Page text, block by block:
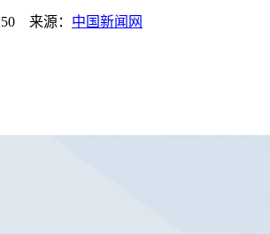
来源： 中国新闻网